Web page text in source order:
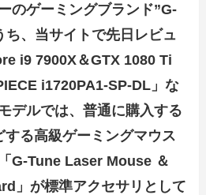
のゲーミングブランド”G-
、当サイトで先日レビュ
i9 7900X＆GTX 1080 Ti
i1720PA1-SP-DL」な
デルでは、普通に購入する
する高級ゲーミングマウス
G-Tune Laser Mouse ＆
」が標準アクセサリとして